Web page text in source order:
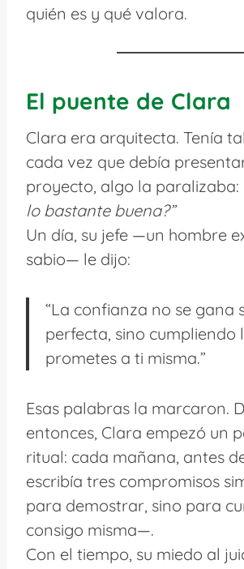
quién es y qué valora.
El puente de Clara
Clara era arquitecta. Tenía
cada vez que debía
proyecto, algo la paralizaba:
lo bastante buena?”
Un día, su jefe —un hombre
sabio— le dijo:
“La confianza no se gana
perfecta, sino cumpliendo
prometes a ti misma.”
Esas palabras la marcaron.
entonces, Clara empezó un
ritual: cada mañana, antes
escribía tres compromisos
para demostrar, sino para
consigo misma—.
Con el tiempo, su miedo al